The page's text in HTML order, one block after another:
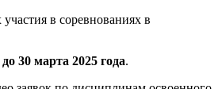
в соревнованиях в
30 марта 2025 года.